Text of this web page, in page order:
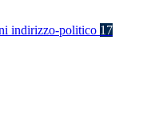
indirizzo-politico 17